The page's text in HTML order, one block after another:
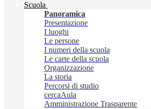
Scuola
Panoramica
Presentazione
I luoghi
Le persone
I numeri della scuola
Le carte della scuola
Organizzazione
La storia
Percorsi di studio
cercaAula
Amministrazione Trasparente